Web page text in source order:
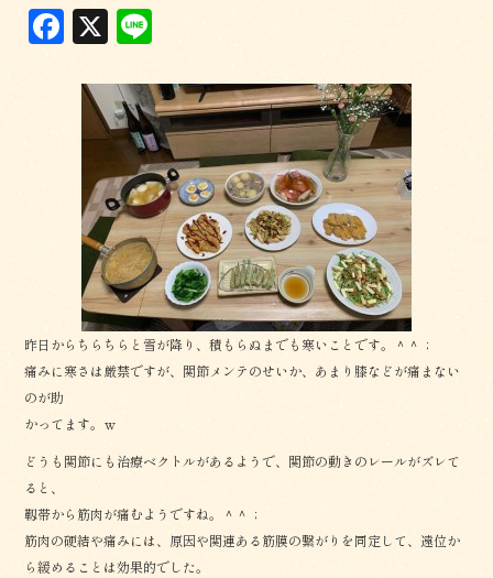
F
c
e
o
o
k
X
e
昨日からちらちらと雪が降り、積もらぬまでも寒いことです。＾＾；
痛みに寒さは厳禁ですが、関節メンテのせいか、あまり膝などが痛まない
のが助
かってます。ｗ
どうも関節にも治療ベクトルがあるようで、関節の動きのレールがズレて
ると、
靱帯から筋肉が痛むようですね。＾＾；
筋肉の硬結や痛みには、原因や関連ある筋膜の繋がりを同定して、遠位か
ら緩めることは効果的でした。